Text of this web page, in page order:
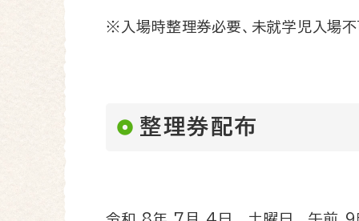
※入場時整理券必要、未就学児入場不
整理券配布